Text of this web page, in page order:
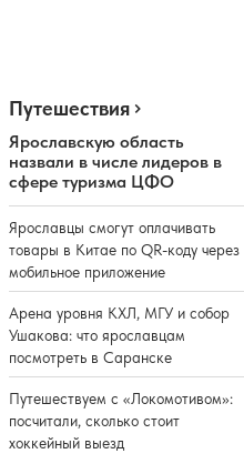
Путешествия
Ярославскую область
назвали в числе лидеров в
сфере туризма ЦФО
Ярославцы смогут оплачивать
товары в Китае по QR-коду через
мобильное приложение
Арена уровня КХЛ, МГУ и собор
Ушакова: что ярославцам
посмотреть в Саранске
Путешествуем с «Локомотивом»:
посчитали, сколько стоит
хоккейный выезд